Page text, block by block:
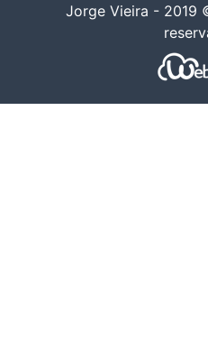
Jorge Vieira - 2019